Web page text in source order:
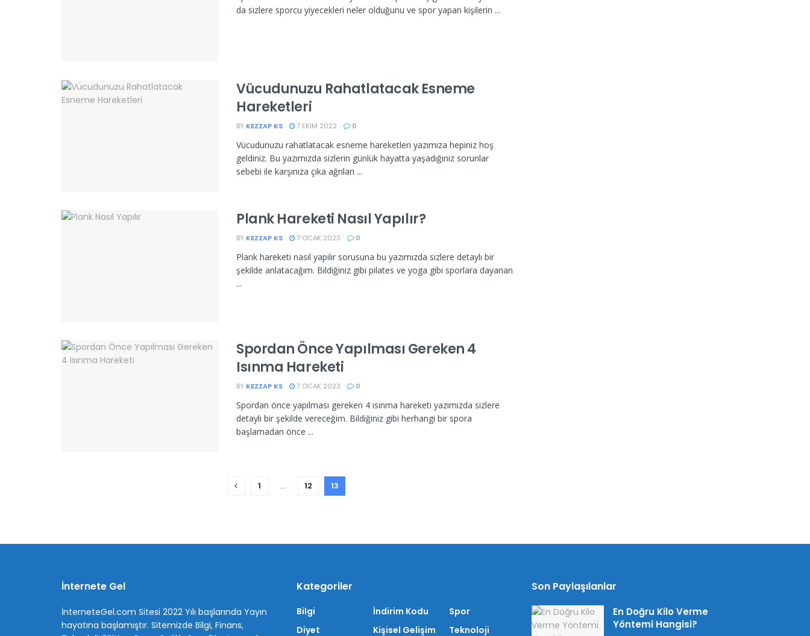
da sizlere sporcu yiyecekleri neler olduğunu ve spor yapan kişilerin ...
Vücudunuzu Rahatlatacak Esneme
Hareketleri
BY KEZZAP KS 7 EKIM 2022 0
Vücudunuzu rahatlatacak esneme hareketleri yazımıza hepiniz hoş
geldiniz. Bu yazımızda sizlerin günlük hayatta yaşadığınız sorunlar
sebebi ile karşınıza çıka ağrıları ...
Plank Hareketi Nasıl Yapılır?
BY KEZZAP KS 7 OCAK 2023 0
Plank hareketi nasıl yapılır sorusuna bu yazımızda sizlere detaylı bir
şekilde anlatacağım. Bildiğiniz gibi pilates ve yoga gibi sporlara dayanan
...
Spordan Önce Yapılması Gereken 4
Isınma Hareketi
BY KEZZAP KS 7 OCAK 2023 0
Spordan önce yapılması gereken 4 ısınma hareketi yazımızda sizlere
detaylı bir şekilde vereceğim. Bildiğiniz gibi herhangi bir spora
başlamadan önce ...
1 … 12 13
İnternete Gel
İnterneteGel.com Sitesi 2022 Yılı başlarında Yayın
hayatına başlamıştır. Sitemizde Bilgi, Finans,
Kategoriler
Bilgi
Diyet
İndirim Kodu
Kişisel Gelişim
Spor
Teknoloji
Son Paylaşılanlar
En Doğru Kilo Verme
Yöntemi Hangisi?